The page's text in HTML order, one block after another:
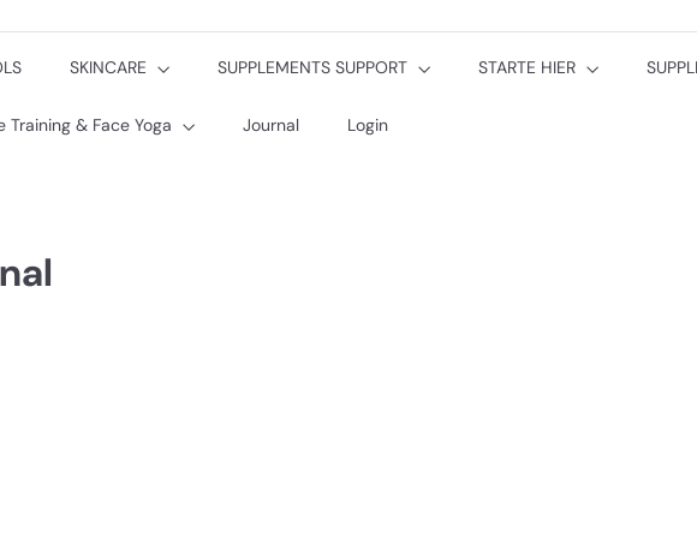
SKINCARE SUPPLEMENTS SUPPORT STARTE HIER
Training & Face Yoga Journal Login